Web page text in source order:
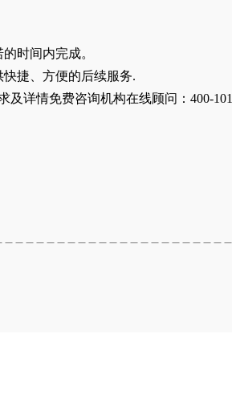
时间内完成。
捷、方便的后续服务.
及详情免费咨询机构在线顾问： 400-